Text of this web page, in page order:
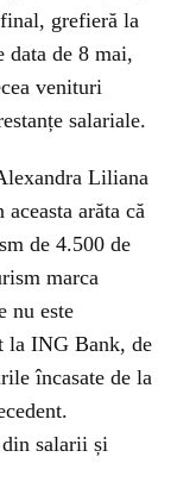
grefieră la
data de 8 mai,
venituri
salariale.
Liliana
arăta că
de 4.500 de
marca
nu este
la ING Bank, de
încasate de la
salarii și